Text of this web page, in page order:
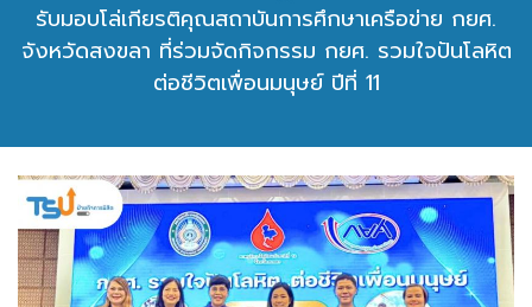
รับมอบโล่เกียรติคุณสถาบันการศึกษาเครือข่าย กยศ.
จังหวัดสงขลา ที่ร่วมจัดกิจกรรม กยศ. รวมใจปันโลหิต
ต่อชีวิตเพื่อนมนุษย์ ปีที่ 11